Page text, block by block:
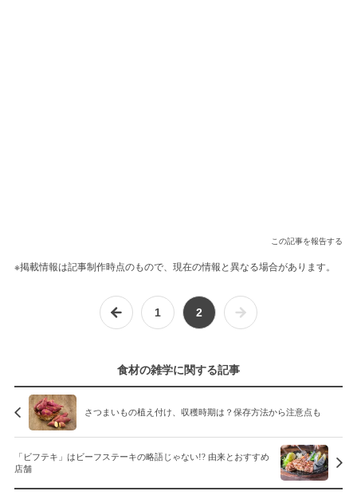
この記事を報告する
※掲載情報は記事制作時点のもので、現在の情報と異なる場合があります。
1 2
食材の雑学に関する記事
さつまいもの植え付け、収穫時期は？保存方法から注意点も
「ビフテキ」はビーフステーキの略語じゃない!? 由来とおすすめ
店舗